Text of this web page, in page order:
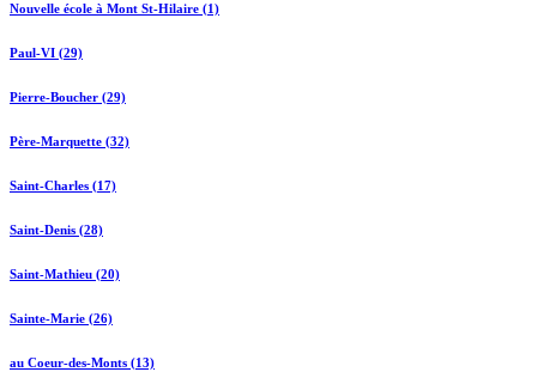
Nouvelle école à Mont St-Hilaire (1)
Paul-VI (29)
Pierre-Boucher (29)
Père-Marquette (32)
Saint-Charles (17)
Saint-Denis (28)
Saint-Mathieu (20)
Sainte-Marie (26)
au Coeur-des-Monts (13)